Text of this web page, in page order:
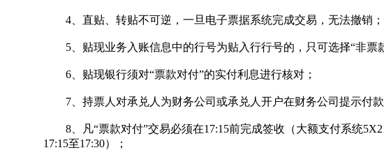
4、直贴、转贴不可逆，一旦电子票据系统完成交易，无法撤销；
5、贴现业务入账信息中的行号为贴入行行号的，只可选择“非票款
6、贴现银行须对“票款对付”的实付利息进行核对；
7、持票人对承兑人为财务公司或承兑人开户在财务公司提示付款
8、凡“票款对付”交易必须在17:15前完成签收（大额支付系统
17:15至17:30）；